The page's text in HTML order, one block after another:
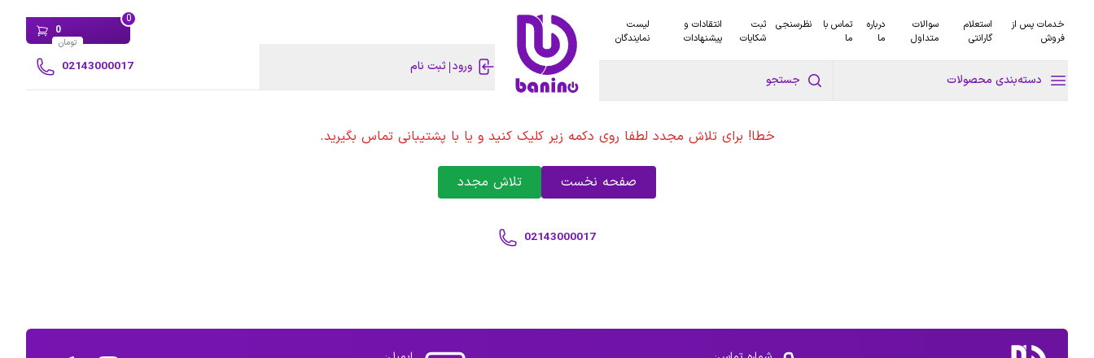
خدمات پس از
فروش
استعلام
گارانتی
سوالات
متداول
درباره
ما
تماس با
ما
نظرسنجی
ثبت
شکایات
انتقادات و
پیشنهادات
لیست
نمایندگان
دسته‌بندی محصولات جستجو
0
0
تومان
ورود ثبت نام 02143000017
خطا! برای تلاش مجدد لطفا روی دکمه زیر کلیک کنید و یا با پشتیبانی تماس بگیرید.
صفحه نخست تلاش مجدد
02143000017